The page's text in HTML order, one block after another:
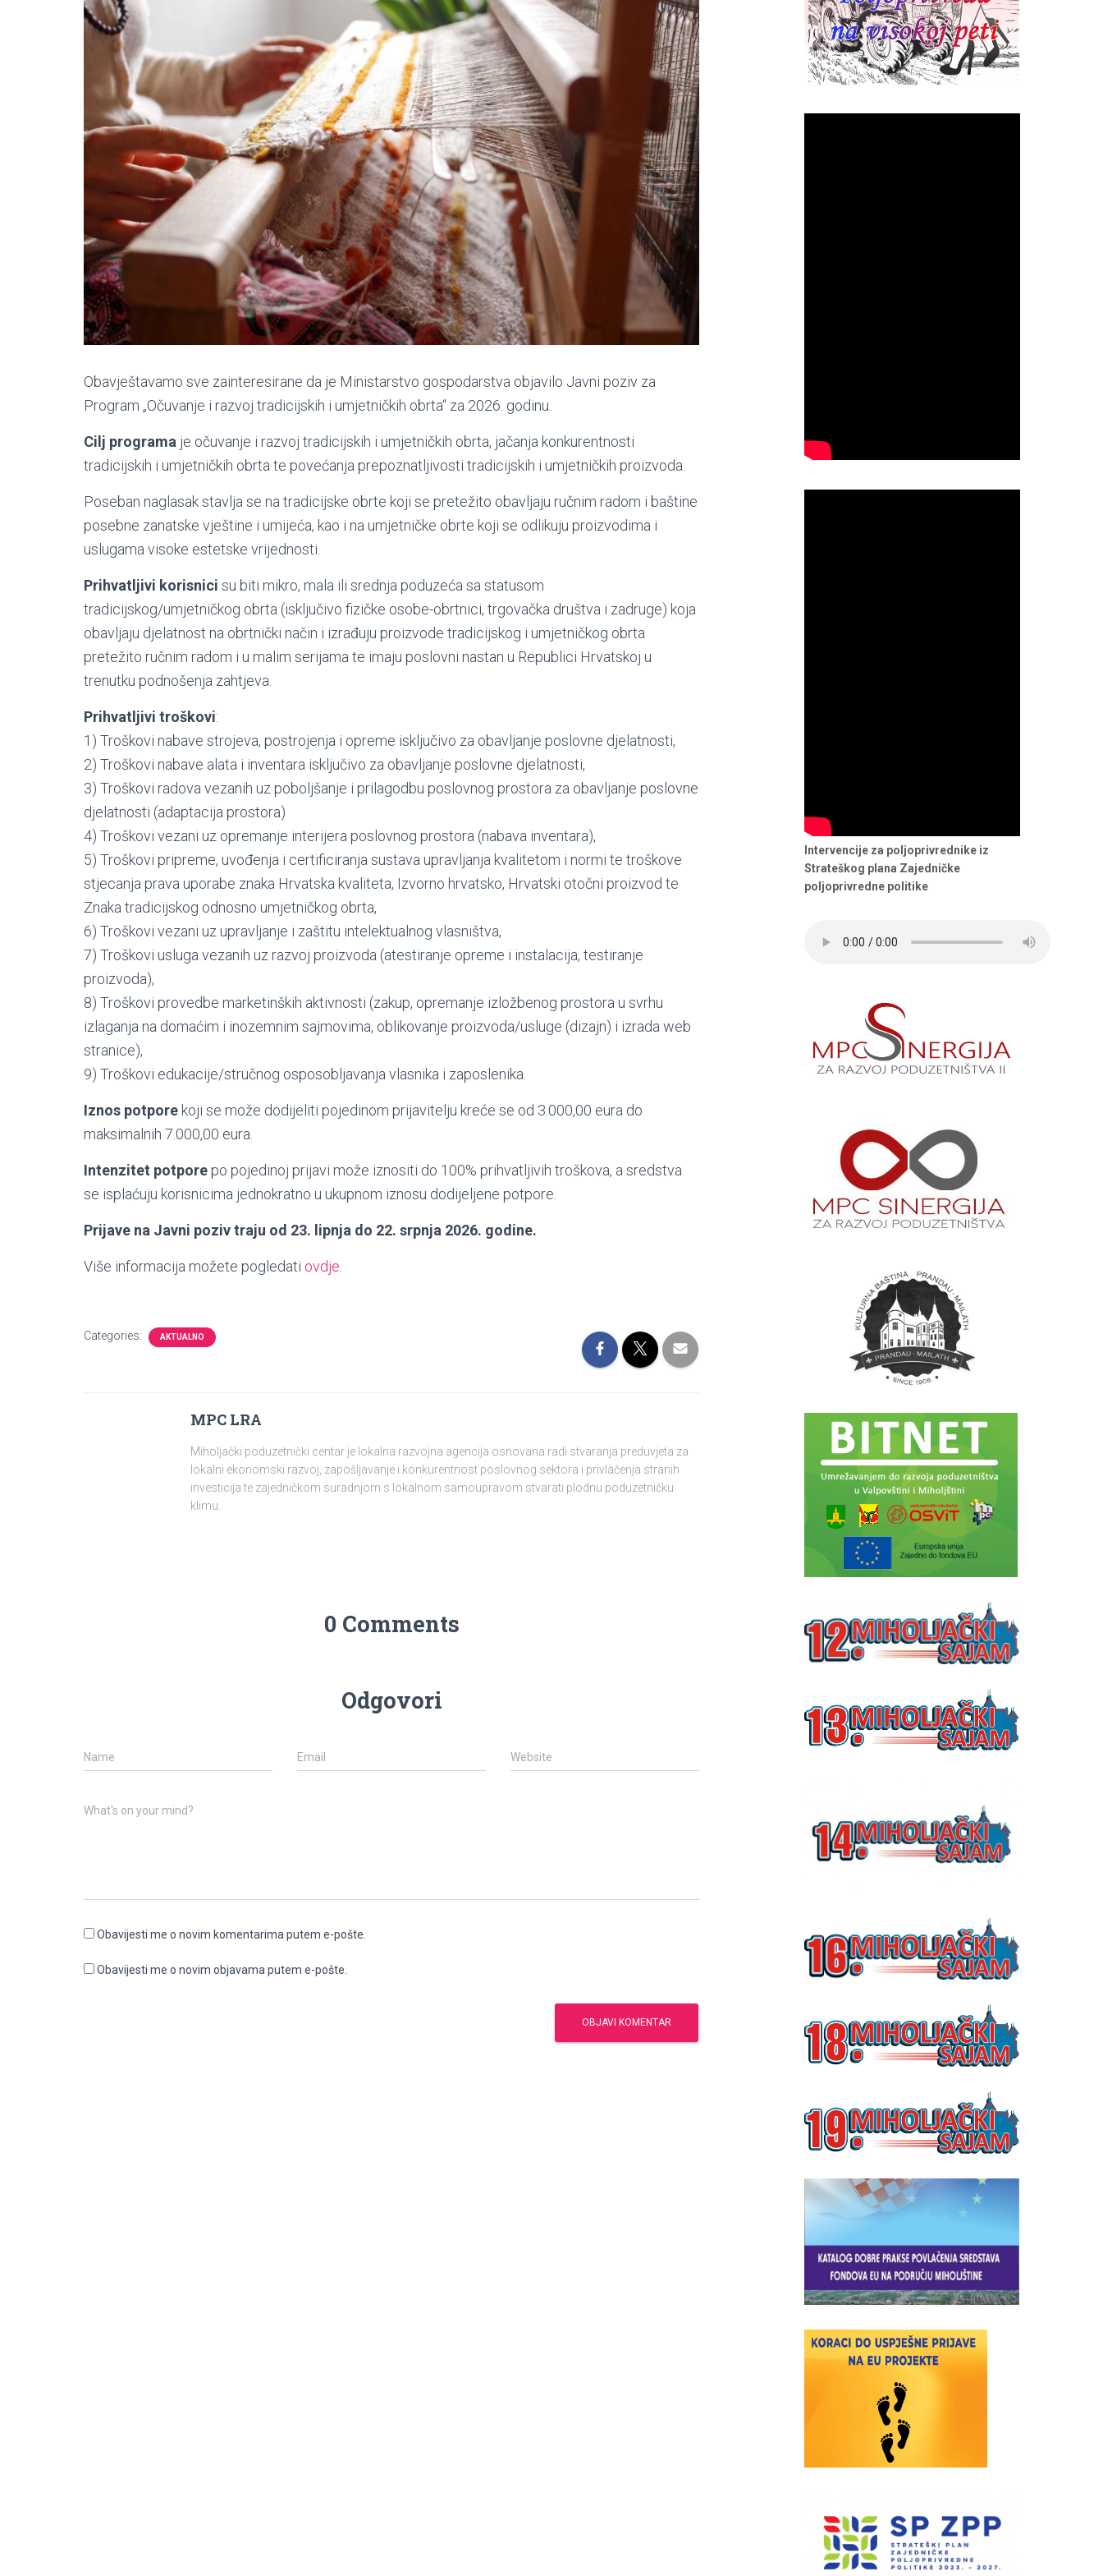
Obavještavamo sve zainteresirane da je Ministarstvo gospodarstva objavilo Javni poziv za
Program „Očuvanje i razvoj tradicijskih i umjetničkih obrta“ za 2026. godinu.
Cilj programa je očuvanje i razvoj tradicijskih i umjetničkih obrta, jačanja konkurentnosti
tradicijskih i umjetničkih obrta te povećanja prepoznatljivosti tradicijskih i umjetničkih proizvoda.
Poseban naglasak stavlja se na tradicijske obrte koji se pretežito obavljaju ručnim radom i baštine
posebne zanatske vještine i umijeća, kao i na umjetničke obrte koji se odlikuju proizvodima i
uslugama visoke estetske vrijednosti.
Prihvatljivi korisnici su biti mikro, mala ili srednja poduzeća sa statusom
tradicijskog/umjetničkog obrta (isključivo fizičke osobe-obrtnici, trgovačka društva i zadruge) koja
obavljaju djelatnost na obrtnički način i izrađuju proizvode tradicijskog i umjetničkog obrta
pretežito ručnim radom i u malim serijama te imaju poslovni nastan u Republici Hrvatskoj u
trenutku podnošenja zahtjeva.
Prihvatljivi troškovi:
1) Troškovi nabave strojeva, postrojenja i opreme isključivo za obavljanje poslovne djelatnosti,
2) Troškovi nabave alata i inventara isključivo za obavljanje poslovne djelatnosti,
3) Troškovi radova vezanih uz poboljšanje i prilagodbu poslovnog prostora za obavljanje poslovne
djelatnosti (adaptacija prostora)
4) Troškovi vezani uz opremanje interijera poslovnog prostora (nabava inventara),
5) Troškovi pripreme, uvođenja i certificiranja sustava upravljanja kvalitetom i normi te troškove
stjecanja prava uporabe znaka Hrvatska kvaliteta, Izvorno hrvatsko, Hrvatski otočni proizvod te
Znaka tradicijskog odnosno umjetničkog obrta,
6) Troškovi vezani uz upravljanje i zaštitu intelektualnog vlasništva,
7) Troškovi usluga vezanih uz razvoj proizvoda (atestiranje opreme i instalacija, testiranje
proizvoda),
8) Troškovi provedbe marketinških aktivnosti (zakup, opremanje izložbenog prostora u svrhu
izlaganja na domaćim i inozemnim sajmovima, oblikovanje proizvoda/usluge (dizajn) i izrada web
stranice),
9) Troškovi edukacije/stručnog osposobljavanja vlasnika i zaposlenika.
Iznos potpore koji se može dodijeliti pojedinom prijavitelju kreće se od 3.000,00 eura do
maksimalnih 7.000,00 eura.
Intenzitet potpore po pojedinoj prijavi može iznositi do 100% prihvatljivih troškova, a sredstva
se isplaćuju korisnicima jednokratno u ukupnom iznosu dodijeljene potpore.
Prijave na Javni poziv traju od 23. lipnja do 22. srpnja 2026. godine.
Više informacija možete pogledati ovdje.
Categories: AKTUALNO
MPC LRA
Miholjački poduzetnički centar je lokalna razvojna agencija osnovana radi stvaranja preduvjeta za
lokalni ekonomski razvoj, zapošljavanje i konkurentnost poslovnog sektora i privlačenja stranih
investicija te zajedničkom suradnjom s lokalnom samoupravom stvarati plodnu poduzetničku
klimu.
0 Comments
Odgovori
Name Email Website
What's on your mind?
Obavijesti me o novim komentarima putem e-pošte.
Obavijesti me o novim objavama putem e-pošte.
Intervencije za poljoprivrednike iz
Strateškog plana Zajedničke
poljoprivredne politike